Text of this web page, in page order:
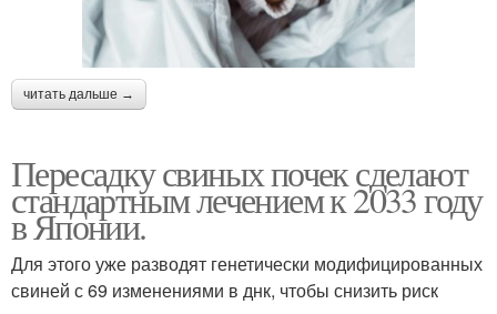
читать дальше →
Пересадку свиных почек сделают
стандартным лечением к 2033 году
в Японии.
Для этого уже разводят генетически модифицированных
свиней с 69 изменениями в днк, чтобы снизить риск